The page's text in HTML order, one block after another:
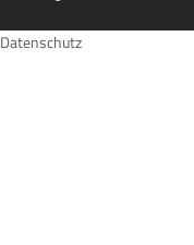
Datenschutz